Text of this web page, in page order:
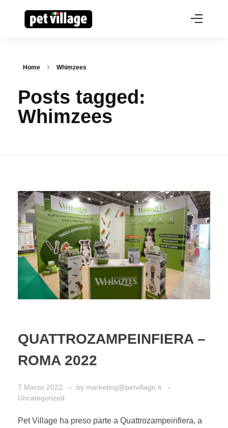
Home Whimzees
Posts tagged:
Whimzees
QUATTROZAMPEINFIERA –
ROMA 2022
7 Marzo 2022 by marketing@petvillage.it
Uncategorized
Pet Village ha preso parte a Quattrozampeinfiera, a